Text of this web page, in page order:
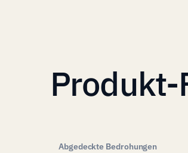
Produkt-
Abgedeckte Bedrohungen